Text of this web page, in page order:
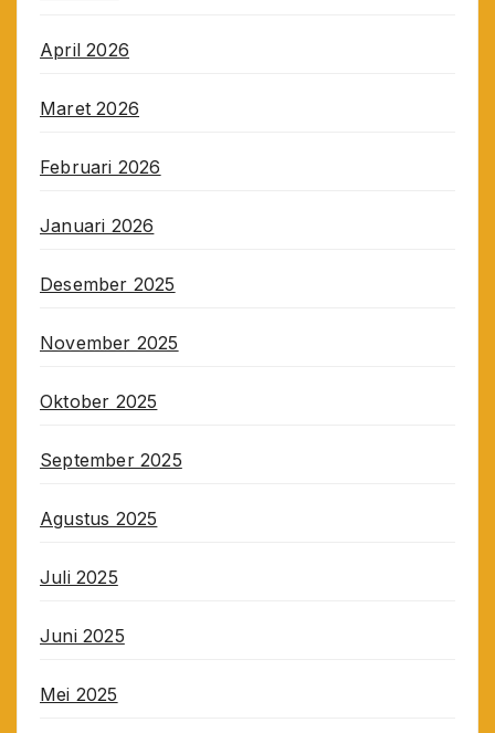
April 2026
Maret 2026
Februari 2026
Januari 2026
Desember 2025
November 2025
Oktober 2025
September 2025
Agustus 2025
Juli 2025
Juni 2025
Mei 2025